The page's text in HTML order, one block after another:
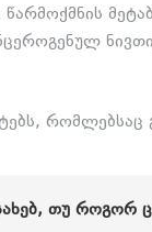
რომლებსაც
ᲗᲣ ᲠᲝᲒᲝᲠ